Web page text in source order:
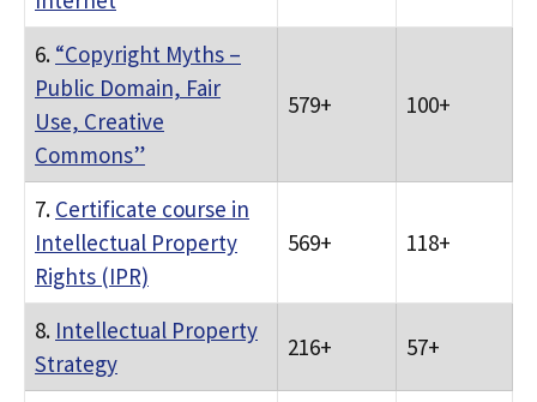
6. “Copyright Myths –
Public Domain, Fair
Use, Creative
Commons”
579+ 100+
7. Certificate course in
Intellectual Property
Rights (IPR)
569+ 118+
8. Intellectual Property
Strategy
216+ 57+